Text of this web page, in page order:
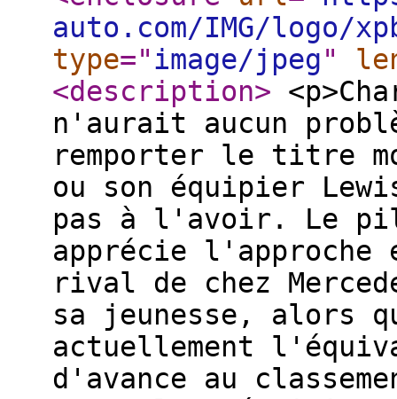
auto.com/IMG/logo/
type="image/jpeg"
<description>
n'aurait aucun
remporter le titre
ou son équipier
pas à l'avoir. Le
apprécie
rival de chez
sa jeunesse, alors
actuellement
d'avance au